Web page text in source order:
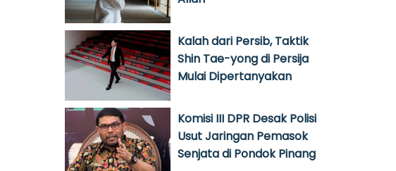
Kalah dari Persib, Taktik
Shin Tae-yong di Persija
Mulai Dipertanyakan
Komisi III DPR Desak Polisi
Usut Jaringan Pemasok
Senjata di Pondok Pinang